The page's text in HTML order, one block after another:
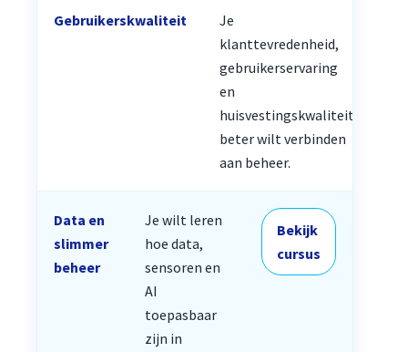
Gebruikerskwaliteit
Je
klanttevredenheid,
gebruikerservaring
en
huisvestingskwaliteit
beter wilt verbinden
aan beheer.
Data en
slimmer
beheer
Je wilt leren
hoe data,
sensoren en
AI
toepasbaar
zijn in
Bekijk
cursus